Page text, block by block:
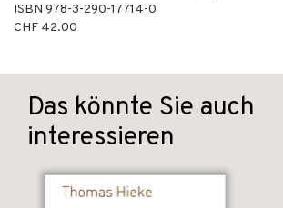
ISBN 978-3-290-17714-0
CHF 42.00
Das könnte Sie auch
interessieren